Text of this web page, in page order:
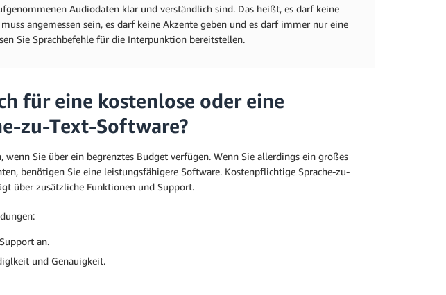
Audiodaten klar und verständlich sind. Das heißt, es darf keine
angemessen sein, es darf keine Akzente geben und es darf immer nur eine
Sie Sprachbefehle für die Interpunktion bereitstellen.
für eine kostenlose oder eine
zu-Text-Software?
wenn Sie über ein begrenztes Budget verfügen. Wenn Sie allerdings ein großes
benötigen Sie eine leistungsfähigere Software. Kostenpflichtige Sprache-zu-
über zusätzliche Funktionen und Support.
an.
und Genauigkeit.